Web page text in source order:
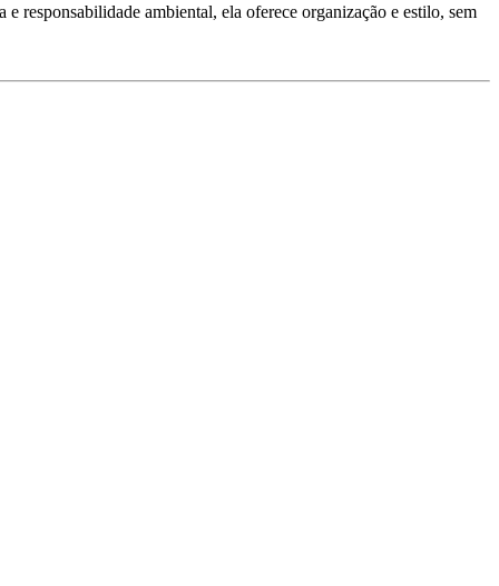
responsabilidade ambiental, ela oferece organização e estilo, sem